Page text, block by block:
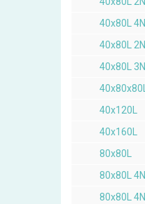
40x80L 4N
40x80L
40x80L
40x120L
40x160L
80x80L
80x80L 4N
80x80L